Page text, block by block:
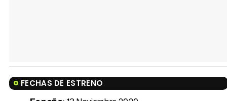
FECHAS DE ESTRENO